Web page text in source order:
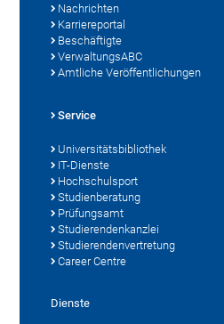
Nachrichten
Karriereportal
Beschäftigte
VerwaltungsABC
Amtliche Veröffentlichungen
Service
Universitätsbibliothek
IT-Dienste
Hochschulsport
Studienberatung
Prüfungsamt
Studierendenkanzlei
Studierendenvertretung
Career Centre
Dienste